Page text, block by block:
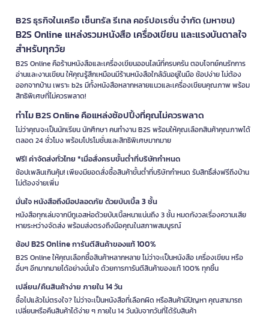
B2S ธุรกิจในเครือ เซ็นทรัล รีเทล คอร์ปอเรชั่น จำกัด (มหาชน)
B2S Online แหล่งรวมหนังสือ เครื่องเขียน และแรงบันดาลใจ
สำหรับทุกวัย
B2S Online คือร้านหนังสือและเครื่องเขียนออนไลน์ที่ครบครัน ตอบโจทย์คนรักการ
อ่านและงานเขียน ให้คุณรู้สึกเหมือนมีร้านหนังสือใกล้ฉันอยู่ในมือ ช้อปง่าย ไม่ต้อง
ออกจากบ้าน เพราะ b2s มีทั้งหนังสือหลากหลายแนวและเครื่องเขียนคุณภาพ พร้อม
สิทธิพิเศษที่ไม่ควรพลาด!
ทำไม B2S Online คือแหล่งช้อปปิ้งที่คุณไม่ควรพลาด
ไม่ว่าคุณจะเป็นนักเรียน นักศึกษา คนทำงาน B2S พร้อมให้คุณเลือกสินค้าคุณภาพได้
ตลอด 24 ชั่วโมง พร้อมโปรโมชั่นและสิทธิพิเศษมากมาย
ฟรี! ค่าจัดส่งทั่วไทย *เมื่อสั่งครบขั้นต่ำที่บริษัทกำหนด
ช้อปเพลินเกินคุ้ม! เพียงมียอดสั่งซื้อสินค้าขั้นต่ำที่บริษัทกำหนด รับสิทธิ์ส่งฟรีถึงบ้าน
ไม่ต้องจ่ายเพิ่ม
มั่นใจ หนังสือถึงมือปลอดภัย ด้วยบับเบิ้ล 3 ชั้น
หนังสือทุกเล่มจากบีทูเอสห่อด้วยบับเบิ้ลหนาแน่นถึง 3 ชั้น หมดกังวลเรื่องความเสีย
หายระหว่างจัดส่ง พร้อมส่งตรงถึงมือคุณในสภาพสมบูรณ์
ช้อป B2S Online การันตีสินค้าของแท้ 100%
B2S Online ให้คุณเลือกซื้อสินค้าหลากหลาย ไม่ว่าจะเป็นหนังสือ เครื่องเขียน หรือ
อื่นๆ อีกมากมายได้อย่างมั่นใจ ด้วยการการันตีสินค้าของแท้ 100% ทุกชิ้น
เปลี่ยน/คืนสินค้าง่าย ภายใน 14 วัน
ซื้อไปแล้วไม่ตรงใจ? ไม่ว่าจะเป็นหนังสือที่เลือกผิด หรือสินค้ามีปัญหา คุณสามารถ
เปลี่ยนหรือคืนสินค้าได้ง่าย ๆ ภายใน 14 วันนับจากวันที่ได้รับสินค้า